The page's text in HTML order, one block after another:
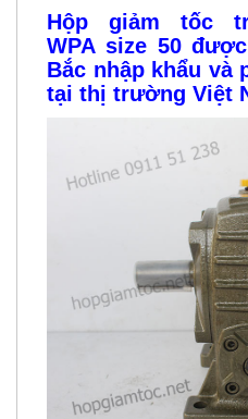
Hộp giảm tốc
WPA size 50
Bắc nhập khẩu và
tại thị trường Việt